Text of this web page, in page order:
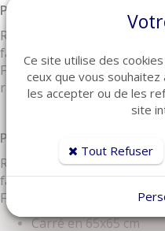
Pour la housse de couette :
Réversible : une face
face imprimée sur fond rose
Finition passepoil rose
rabat de 40cm
1 place : 140x200 cm
Pour les taies d'oreillers :
Réversible : une face
face imprimée sur fond
Finition passepoil rose
Carré en 65x65 cm
Ce site utilise des
ceux que vous souhaitez
les accepter ou de les
site
Tout Refuser